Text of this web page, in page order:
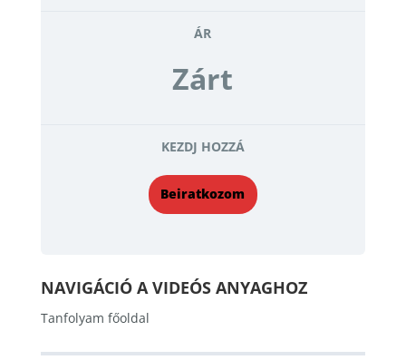
ÁR
Zárt
KEZDJ HOZZÁ
Beiratkozom
NAVIGÁCIÓ A VIDEÓS ANYAGHOZ
Tanfolyam főoldal